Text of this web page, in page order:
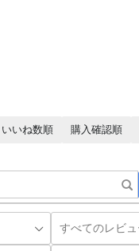
いいね数順 購入確認順